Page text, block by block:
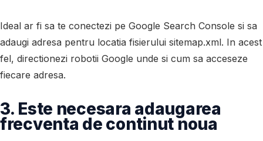
Ideal ar fi sa te conectezi pe Google Search Console si sa
adaugi adresa pentru locatia fisierului sitemap.xml. In acest
fel, directionezi robotii Google unde si cum sa acceseze
fiecare adresa.
3. Este necesara adaugarea
frecventa de continut noua